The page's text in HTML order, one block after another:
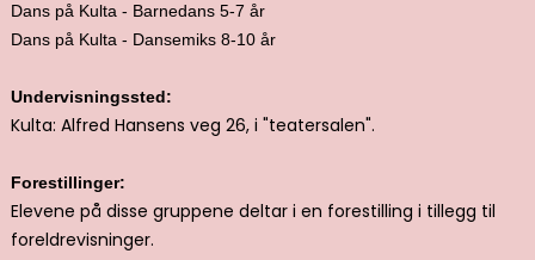
Dans på Kulta - Barnedans 5-7 år
Dans på Kulta - Dansemiks 8-10 år
Undervisningssted:
Kulta: Alfred Hansens veg 26, i "teatersalen".
Forestillinger:
Elevene på disse gruppene deltar i en forestilling i tillegg til
foreldrevisninger.